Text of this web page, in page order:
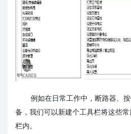
例如在日常工作中，断路器、
备，我们可以新建个工具栏将这些
栏内。